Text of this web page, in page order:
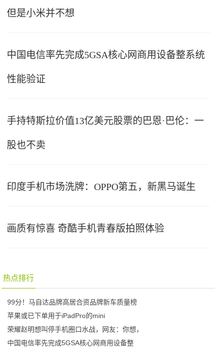
但是小米并不想
中国电信率先完成5GSA核心网商用设备整系统
性能验证
手持特斯拉价值13亿美元股票的巴恩·巴伦：一
股也不卖
印度手机市场洗牌：OPPO第五，新黑马诞生
画质有惊喜 奇酷手机青春版拍照体验
热点排行
99分！马自达品牌高居合资品牌新车质量榜
苹果或已下单用于iPadPro的mini
荣耀赵明想叫停手机圈口水战，网友：你想，
中国电信率先完成5GSA核心网商用设备整